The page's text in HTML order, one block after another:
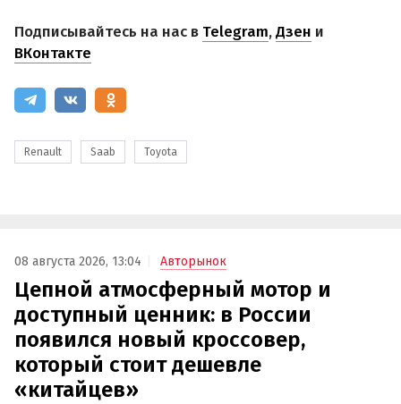
Подписывайтесь на нас в Telegram,Дзен и
ВКонтакте
Renault Saab Toyota
08 августа 2026, 13:04 Авторынок
Цепной атмосферный мотор и
доступный ценник: в России
появился новый кроссовер,
который стоит дешевле
«китайцев»